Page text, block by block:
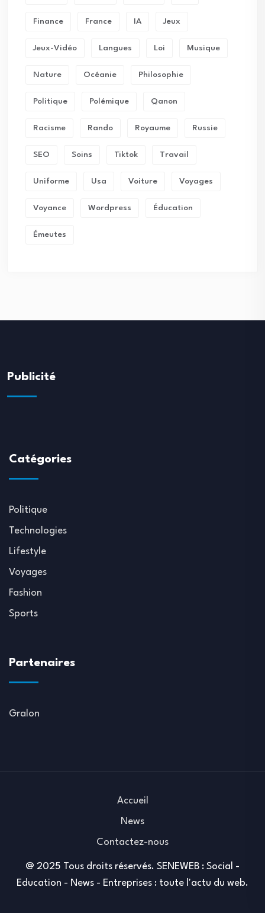
Finance France IA Jeux
Jeux-Vidéo Langues Loi Musique
Nature Océanie Philosophie
Politique Polémique Qanon
Racisme Rando Royaume Russie
SEO Soins Tiktok Travail
Uniforme Usa Voiture Voyages
Voyance Wordpress Éducation
Émeutes
Publicité
Catégories
Politique
Technologies
Lifestyle
Voyages
Fashion
Sports
Partenaires
Gralon
@ 2025 Tous droits réservés. SENEWEB : Social -
Education - News - Entreprises : toute l'actu du web.
Accueil
News
Contactez-nous